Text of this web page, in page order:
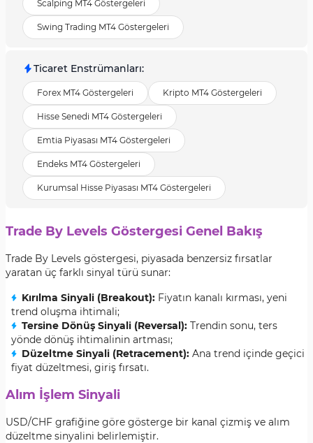
Scalping MT4 Göstergeleri
Swing Trading MT4 Göstergeleri
Ticaret Enstrümanları:
Forex MT4 Göstergeleri Kripto MT4 Göstergeleri
Hisse Senedi MT4 Göstergeleri
Emtia Piyasası MT4 Göstergeleri
Endeks MT4 Göstergeleri
Kurumsal Hisse Piyasası MT4 Göstergeleri
Trade By Levels Göstergesi Genel Bakış
Trade By Levels göstergesi, piyasada benzersiz fırsatlar
yaratan üç farklı sinyal türü sunar:
Kırılma Sinyali (Breakout): Fiyatın kanalı kırması, yeni
trend oluşma ihtimali;
Tersine Dönüş Sinyali (Reversal): Trendin sonu, ters
yönde dönüş ihtimalinin artması;
Düzeltme Sinyali (Retracement): Ana trend içinde geçici
fiyat düzeltmesi, giriş fırsatı.
Alım İşlem Sinyali
USD/CHF grafiğine göre gösterge bir kanal çizmiş ve alım
düzeltme sinyalini belirlemiştir.